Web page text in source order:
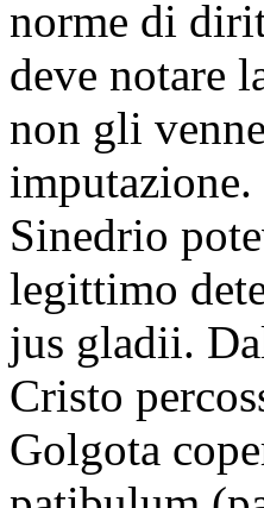
norme di
deve notare
non gli
Sinedrio
legittimo
jus gladii.
Cristo
Golgota